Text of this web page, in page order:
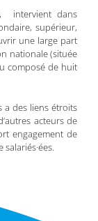
intervient dans
supérieur,
une large part
nationale (située
composé de huit
a des liens étroits
acteurs de
engagement de